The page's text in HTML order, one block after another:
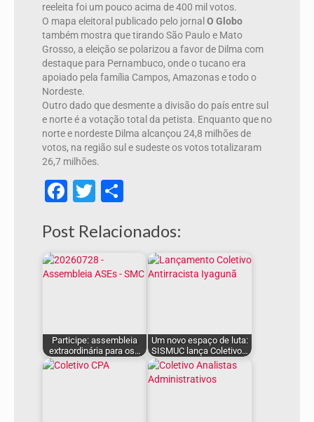
reeleita foi um pouco acima de 400 mil votos.
O mapa eleitoral publicado pelo jornal O Globo
também mostra que tirando São Paulo e Mato
Grosso, a eleição se polarizou a favor de Dilma com
destaque para Pernambuco, onde o tucano era
apoiado pela família Campos, Amazonas e todo o
Nordeste.
Outro dado que desmente a divisão do país entre sul
e norte é a votação total da petista. Enquanto que no
norte e nordeste Dilma alcançou 24,8 milhões de
votos, na região sul e sudeste os votos totalizaram
26,7 milhões.
Facebook
Twitter
Post Relacionados:
Participe: assembleia
extraordinária para os…
Um novo espaço de luta:
SISMUC lança Coletivo…